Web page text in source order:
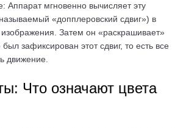
Аппарат мгновенно вычисляет эту
«допплеровский сдвиг») в
изображения. Затем он «раскрашивает»
был зафиксирован этот сдвиг, то есть все
движение.
Что означают цвета